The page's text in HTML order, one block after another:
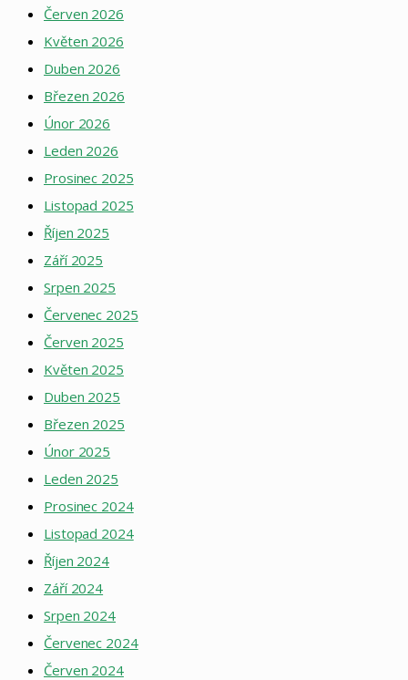
Červen 2026
Květen 2026
Duben 2026
Březen 2026
Únor 2026
Leden 2026
Prosinec 2025
Listopad 2025
Říjen 2025
Září 2025
Srpen 2025
Červenec 2025
Červen 2025
Květen 2025
Duben 2025
Březen 2025
Únor 2025
Leden 2025
Prosinec 2024
Listopad 2024
Říjen 2024
Září 2024
Srpen 2024
Červenec 2024
Červen 2024